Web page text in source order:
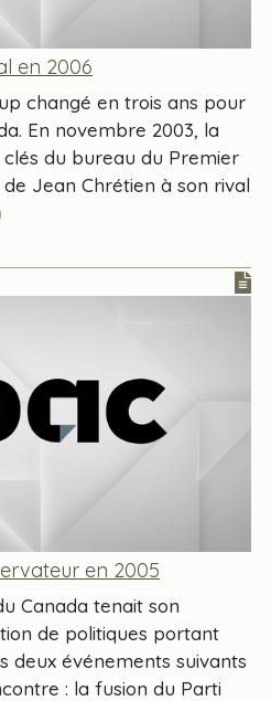
en 2006
changé en trois ans pour
En novembre 2003, la
du bureau du Premier
Jean Chrétien à son rival
en 2005
Canada tenait son
de politiques portant
deux événements suivants
: la fusion du Parti